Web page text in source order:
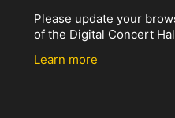
Please update your
of the Digital Concert
Learn more